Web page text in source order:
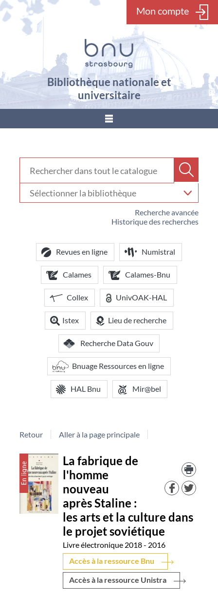
Mon compte
Bibliothèque nationale et
universitaire
???
Recherche avancée
Historique des recherches
votre
bibliothèque
Revues en ligne Numistral
Calames Calames-Bnu
Collex UnivOAK-HAL
Istex Lieu de recherche
Recherche Data Gouv
Bnuage Ressources en ligne
HAL Bnu Mir@bel
Retour Aller à la page principale
Détail
document
La fabrique de
l'homme
nouveau
après Staline :
les arts et la culture dans
le projet soviétique
Livre électronique 2018 - 2016
Accès à la ressource Bnu
Accès à la ressource Unistra